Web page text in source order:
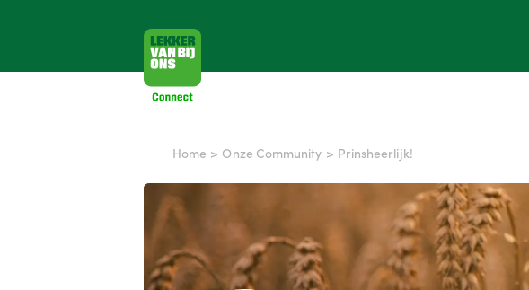
Home > Onze Community > Prinsheerlijk!